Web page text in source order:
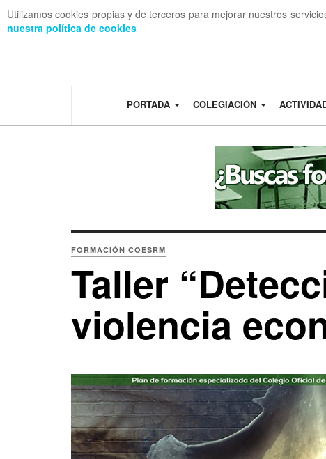
Utilizamos cookies propias y de terceros para mejorar nuestros
nuestra política de cookies
PORTADA COLEGIACIÓN
FORMACIÓN COESRM
Taller
violencia